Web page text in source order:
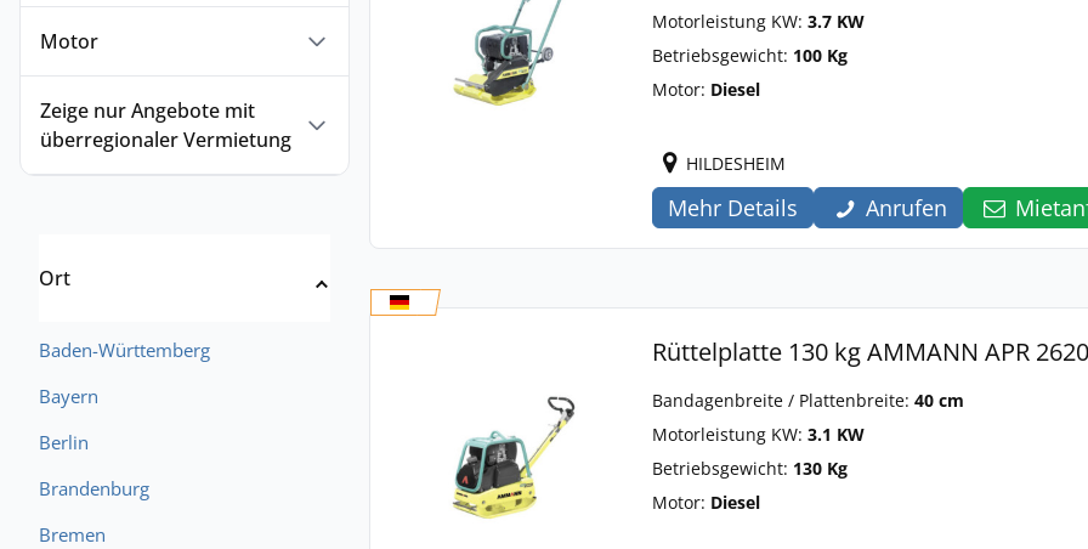
Motor
Zeige nur Angebote mit
überregionaler Vermietung
Ort
Baden-Württemberg
Bayern
Berlin
Brandenburg
Bremen
Motorleistung KW: 3.7 KW
Betriebsgewicht: 100 Kg
Motor: Diesel
HILDESHEIM
Mehr Details Anrufen
Rüttelplatte 130 kg AMMANN APR 2620
Bandagenbreite / Plattenbreite: 40 cm
Motorleistung KW: 3.1 KW
Betriebsgewicht: 130 Kg
Motor: Diesel